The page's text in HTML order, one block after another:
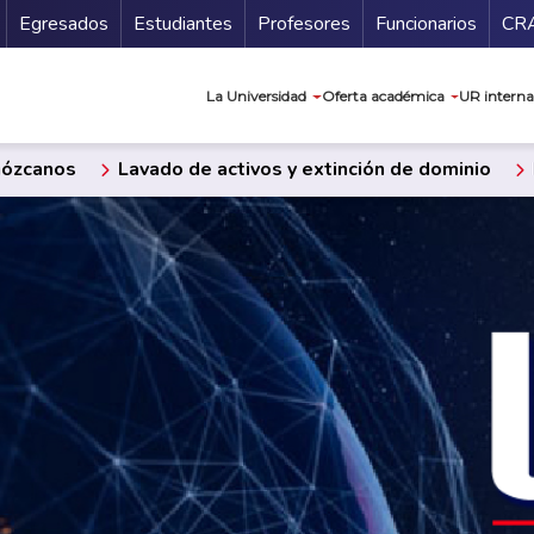
Secundario
Egresados Estudiantes Profesores Funcionarios
La Universidad Oferta académica UR
Lavado de activos y extinción de dominio